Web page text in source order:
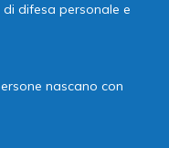
difesa personale e
nascano con